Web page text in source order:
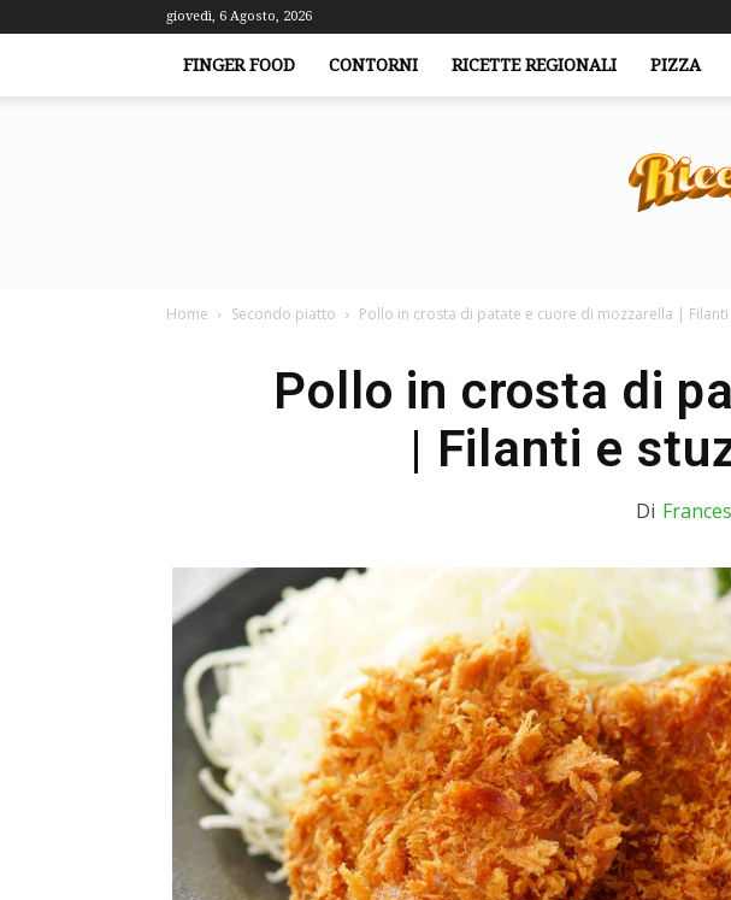
giovedì, 6 Agosto, 2026
FINGER FOOD CONTORNI RICETTE REGIONALI PIZZA
Home Secondo piatto Pollo in crosta di patate e cuore di mozzarella | Filanti
Pollo in crosta di
| Filanti e
Di